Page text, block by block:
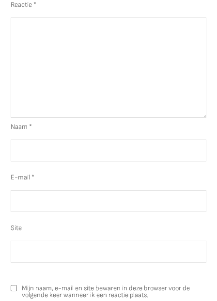
Reactie *
Naam *
E-mail *
Site
Mijn naam, e-mail en site bewaren in deze browser voor de
volgende keer wanneer ik een reactie plaats.